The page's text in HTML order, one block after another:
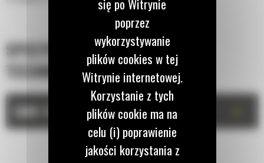
SPECYFIKACJA
TECHNICZNA
DANE TECHNICZNE
się po Witrynie
poprzez
wykorzystywanie
plików cookies w tej
Witrynie internetowej.
Korzystanie z tych
plików cookie ma na
celu (i) poprawienie
jakości korzystania z